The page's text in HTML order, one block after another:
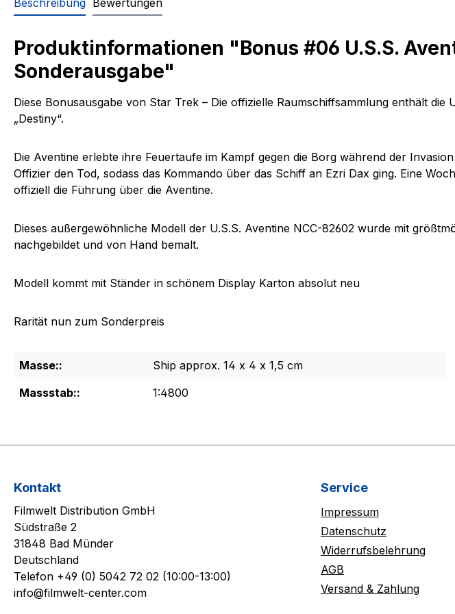
Beschreibung Bewertungen
Produktinformationen "Bonus #06 U.S.S.
Sonderausgabe"
Diese Bonusausgabe von Star Trek – Die offizielle Raumschiffsammlung enthält
„Destiny“.
Die Aventine erlebte ihre Feuertaufe im Kampf gegen die Borg während der
Offizier den Tod, sodass das Kommando über das Schiff an Ezri Dax ging. Eine
offiziell die Führung über die Aventine.
Dieses außergewöhnliche Modell der U.S.S. Aventine NCC-82602 wurde mit
nachgebildet und von Hand bemalt.
Modell kommt mit Ständer in schönem Display Karton absolut neu
Rarität nun zum Sonderpreis
Masse::
Ship approx. 14 x 4 x 1,5 cm
Massstab::
1:4800
Kontakt
Filmwelt Distribution GmbH
Südstraße 2
31848 Bad Münder
Deutschland
Telefon +49 (0) 5042 72 02 (10:00-13:00)
info@filmwelt-center.com
Service
Impressum
Datenschutz
Widerrufsbelehrung
AGB
Versand & Zahlung